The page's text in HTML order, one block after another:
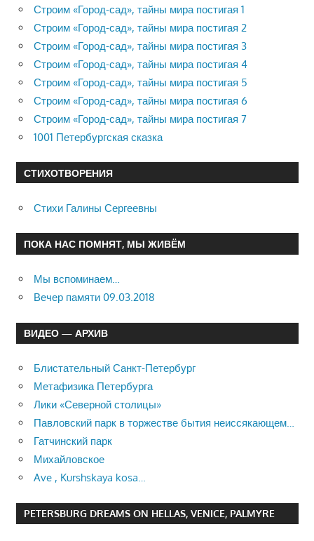
Строим «Город-сад», тайны мира постигая 1
Строим «Город-сад», тайны мира постигая 2
Строим «Город-сад», тайны мира постигая 3
Строим «Город-сад», тайны мира постигая 4
Строим «Город-сад», тайны мира постигая 5
Строим «Город-сад», тайны мира постигая 6
Строим «Город-сад», тайны мира постигая 7
1001 Петербургская сказка
СТИХОТВОРЕНИЯ
Стихи Галины Сергеевны
ПОКА НАС ПОМНЯТ, МЫ ЖИВЁМ
Мы вспоминаем…
Вечер памяти 09.03.2018
ВИДЕО — АРХИВ
Блистательный Санкт-Петербург
Метафизика Петербурга
Лики «Северной столицы»
Павловский парк в торжестве бытия неиссякающем…
Гатчинский парк
Михайловское
Ave , Kurshskaya kosa…
PETERSBURG DREAMS ON HELLAS, VENICE, PALMYRE